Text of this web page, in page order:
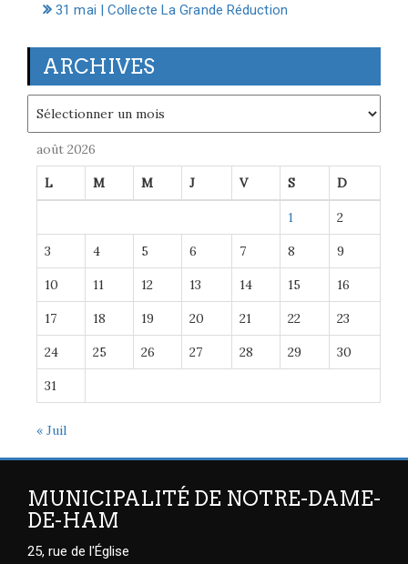
31 mai | Collecte La Grande Réduction
ARCHIVES
août 2026
L M M J V S D
1 2
3 4 5 6 7 8 9
10 11 12 13 14 15 16
17 18 19 20 21 22 23
24 25 26 27 28 29 30
31
« Juil
MUNICIPALITÉ DE NOTRE-DAME-
DE-HAM
25, rue de l'Église